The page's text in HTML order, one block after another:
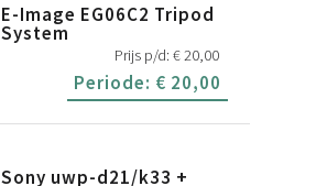
E-Image EG06C2 Tripod
System
Prijs p/d: €20,00
Periode: € 20,00
Sony uwp-d21/k33 +